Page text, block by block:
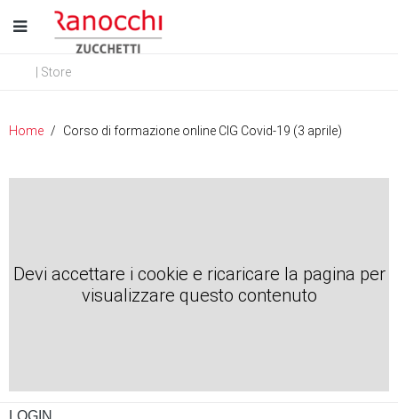
| Store
Home Corso di formazione online CIG Covid-19 (3 aprile)
Devi accettare i cookie e ricaricare la pagina per
visualizzare questo contenuto
LOGIN